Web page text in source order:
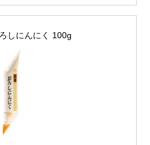
しにんにく 100g